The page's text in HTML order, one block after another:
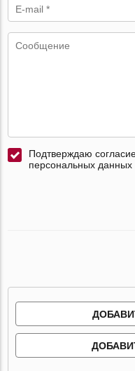
Подтверждаю
персональных данных